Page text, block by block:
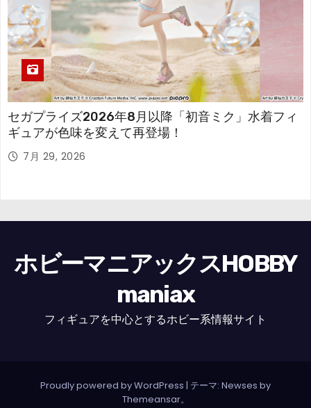
セガプライズ2026年8月以降「初音ミク」水着フィ
ギュアが色味を変えて再登場！
7月 29, 2026
ホビーマニアックスHOBBY
maniax
フィギュアを中心とするホビー系情報サイト
Proudly powered by WordPress | テーマ: Newses by
Themeansar。